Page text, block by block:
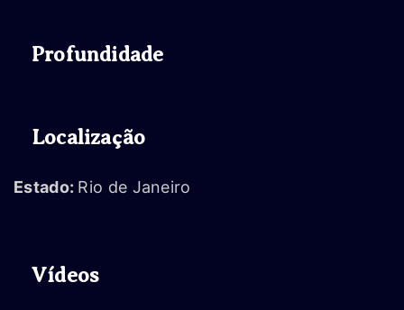
Profundidade
Localização
Estado: Rio de Janeiro
Vídeos